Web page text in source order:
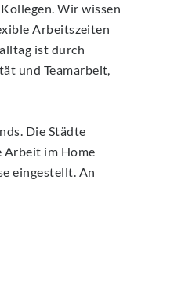
Wir wissen
Arbeitszeiten
ist durch
und Teamarbeit,
Die Städte
Arbeit im Home
eingestellt. An